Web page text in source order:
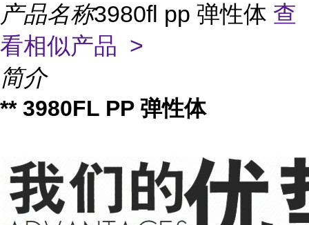
产品名称3980fl pp 弹性体 查
看相似产品 >
简介
** 3980FL PP 弹性体